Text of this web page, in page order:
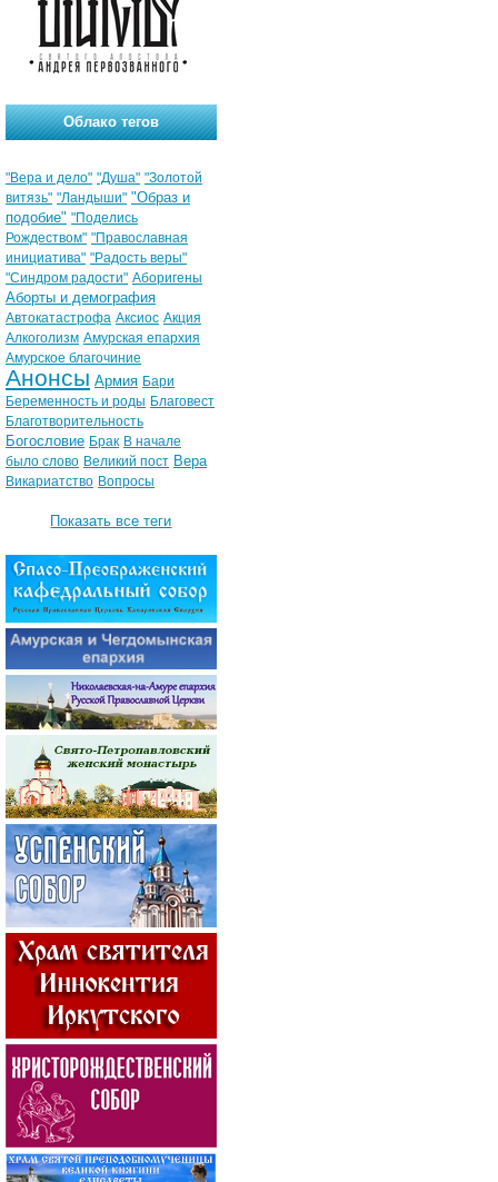
Облако тегов
"Вера и дело" "Душа" "Золотой
витязь" "Ландыши" "Образ и
подобие" "Поделись
Рождеством" "Православная
инициатива" "Радость веры"
"Синдром радости" Аборигены
Аборты и демография
Автокатастрофа Аксиос Акция
Алкоголизм Амурская епархия
Амурское благочиние
Анонсы Армия Бари
Беременность и роды Благовест
Благотворительность
Богословие Брак В начале
было слово Великий пост Вера
Викариатство Вопросы
Показать все теги